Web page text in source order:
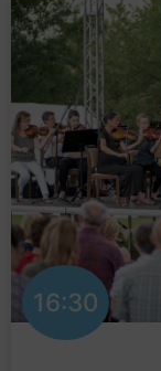
16:30